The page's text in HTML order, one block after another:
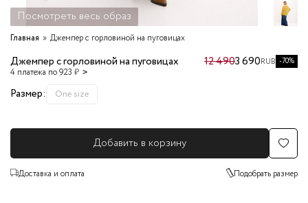
Посмотреть весь образ
Главная Джемпер с горловиной на пуговицах
Джемпер с горловиной на пуговицах
4 платежа по 923 ₽
12 4903 690RUB -70%
Размер: One size
Добавить в корзину
Доставка и оплата Подобрать размер